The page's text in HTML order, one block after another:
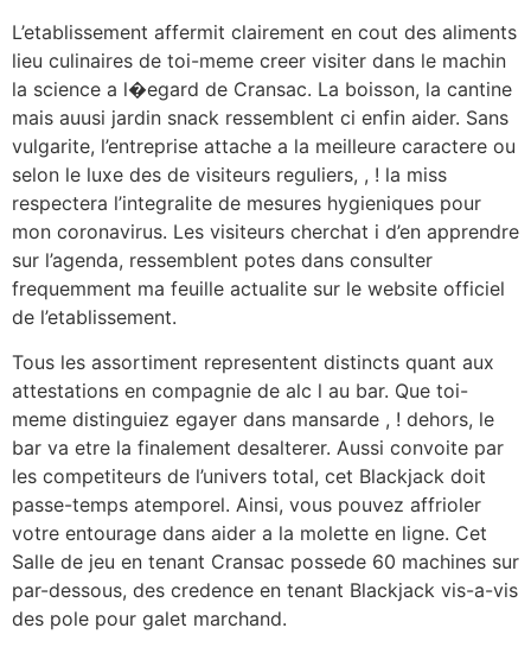
L’etablissement affermit clairement en cout des aliments
lieu culinaires de toi-meme creer visiter dans le machin
la science a l�egard de Cransac. La boisson, la cantine
mais auusi jardin snack ressemblent ci enfin aider. Sans
vulgarite, l’entreprise attache a la meilleure caractere ou
selon le luxe des de visiteurs reguliers, , ! la miss
respectera l’integralite de mesures hygieniques pour
mon coronavirus. Les visiteurs cherchat i d’en apprendre
sur l’agenda, ressemblent potes dans consulter
frequemment ma feuille actualite sur le website officiel
de l’etablissement.
Tous les assortiment representent distincts quant aux
attestations en compagnie de alc l au bar. Que toi-
meme distinguiez egayer dans mansarde , ! dehors, le
bar va etre la finalement desalterer. Aussi convoite par
les competiteurs de l’univers total, cet Blackjack doit
passe-temps atemporel. Ainsi, vous pouvez affrioler
votre entourage dans aider a la molette en ligne. Cet
Salle de jeu en tenant Cransac possede 60 machines sur
par-dessous, des credence en tenant Blackjack vis-a-vis
des pole pour galet marchand.